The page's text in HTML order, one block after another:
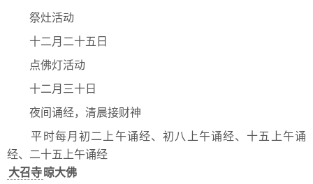
祭灶活动
十二月二十五日
点佛灯活动
十二月三十日
夜间诵经，清晨接财神
平时每月初二上午诵经、初八上午诵经、十五上午诵
经、二十五上午诵经
大召寺 晾大佛